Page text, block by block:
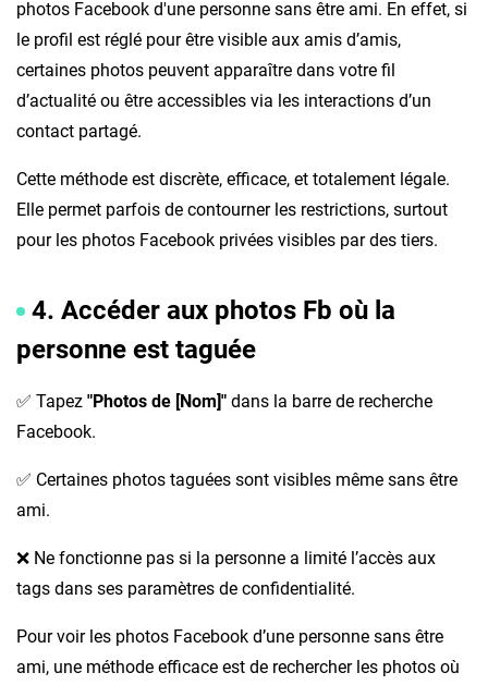
photos Facebook d'une personne sans être ami. En effet, si
le profil est réglé pour être visible aux amis d’amis,
certaines photos peuvent apparaître dans votre fil
d’actualité ou être accessibles via les interactions d’un
contact partagé.
Cette méthode est discrète, efficace, et totalement légale.
Elle permet parfois de contourner les restrictions, surtout
pour les photos Facebook privées visibles par des tiers.
4. Accéder aux photos Fb où la
personne est taguée
✅ Tapez "Photos de [Nom]" dans la barre de recherche
Facebook.
✅ Certaines photos taguées sont visibles même sans être
ami.
❌ Ne fonctionne pas si la personne a limité l’accès aux
tags dans ses paramètres de confidentialité.
Pour voir les photos Facebook d’une personne sans être
ami, une méthode efficace est de rechercher les photos où